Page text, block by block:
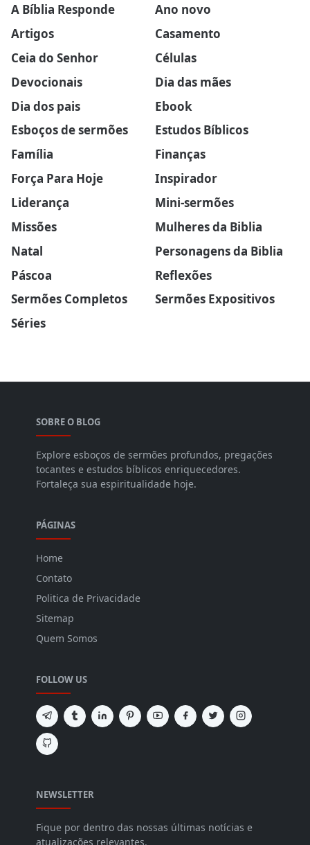
A Bíblia Responde
Ano novo
Artigos
Casamento
Ceia do Senhor
Células
Devocionais
Dia das mães
Dia dos pais
Ebook
Esboços de sermões
Estudos Bíblicos
Família
Finanças
Força Para Hoje
Inspirador
Liderança
Mini-sermões
Missões
Mulheres da Biblia
Natal
Personagens da Biblia
Páscoa
Reflexões
Sermões Completos
Sermões Expositivos
Séries
SOBRE O BLOG
Explore esboços de sermões profundos, pregações
tocantes e estudos bíblicos enriquecedores.
Fortaleça sua espiritualidade hoje.
PÁGINAS
Home
Contato
Politica de Privacidade
Sitemap
Quem Somos
FOLLOW US
NEWSLETTER
Fique por dentro das nossas últimas notícias e
atualizações relevantes.